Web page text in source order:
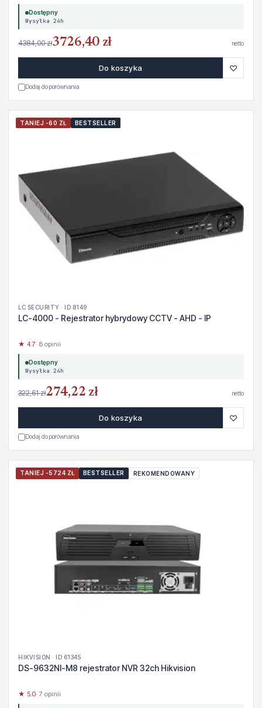
Dostępny
Wysyłka 24h
4384,00 zł3726,40 zł netto
Do koszyka ♡
Dodaj do porównania
TANIEJ -60 ZŁ BESTSELLER
LC SECURITY · ID 8149
LC-4000 - Rejestrator hybrydowy CCTV - AHD - IP
★ 4.7· 8 opinii
Dostępny
Wysyłka 24h
322,61 zł274,22 zł netto
Do koszyka ♡
Dodaj do porównania
TANIEJ -5724 ZŁ BESTSELLER REKOMENDOWANY
HIKVISION · ID 61345
DS-9632NI-M8 rejestrator NVR 32ch Hikvision
★ 5.0· 7 opinii